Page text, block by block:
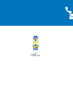
Otwórz pasek narzędzi